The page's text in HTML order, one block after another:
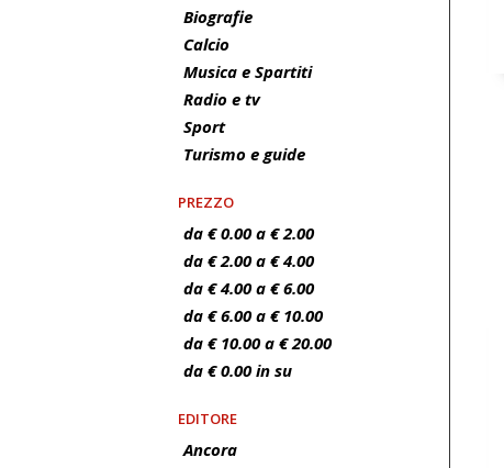
Biografie
Calcio
Musica e Spartiti
Radio e tv
Sport
Turismo e guide
PREZZO
da € 0.00 a € 2.00
da € 2.00 a € 4.00
da € 4.00 a € 6.00
da € 6.00 a € 10.00
da € 10.00 a € 20.00
da € 0.00 in su
EDITORE
Ancora